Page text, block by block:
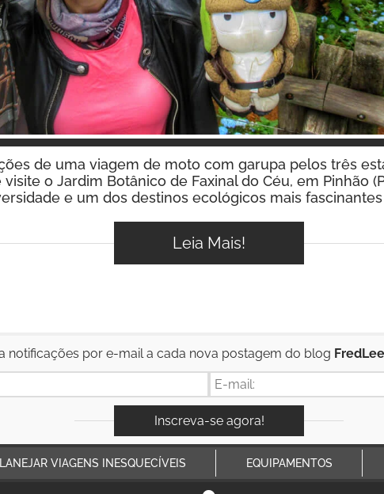
de uma viagem de moto com garupa pelos três
o Jardim Botânico de Faxinal do Céu, em Pinhão
e um dos destinos ecológicos mais fascinantes
Leia Mais!
notificações por e-mail a cada nova postagem do blog
VIAGENS INESQUECÍVEIS EQUIPAMENTOS